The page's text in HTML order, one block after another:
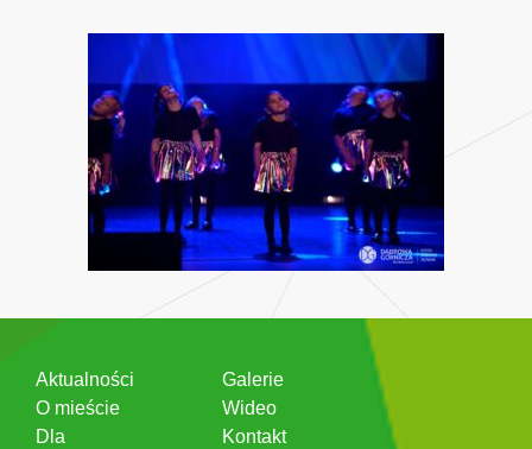
Aktualności
O mieście
Dla
Galerie
Wideo
Kontakt